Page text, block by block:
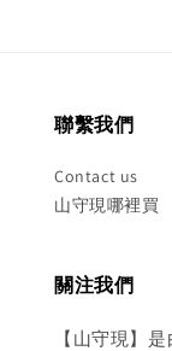
聯繫我們
Contact us
山守現哪裡買
關注我們
【山守現】